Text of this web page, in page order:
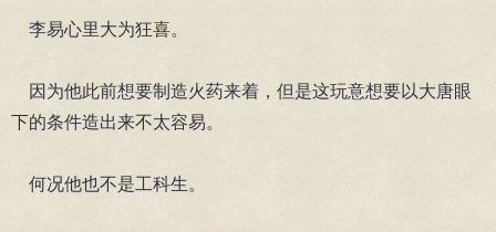
李易心里大为狂喜。
因为他此前想要制造火药来着，但是这玩意想要以大唐眼
下的条件造出来不太容易。
何况他也不是工科生。